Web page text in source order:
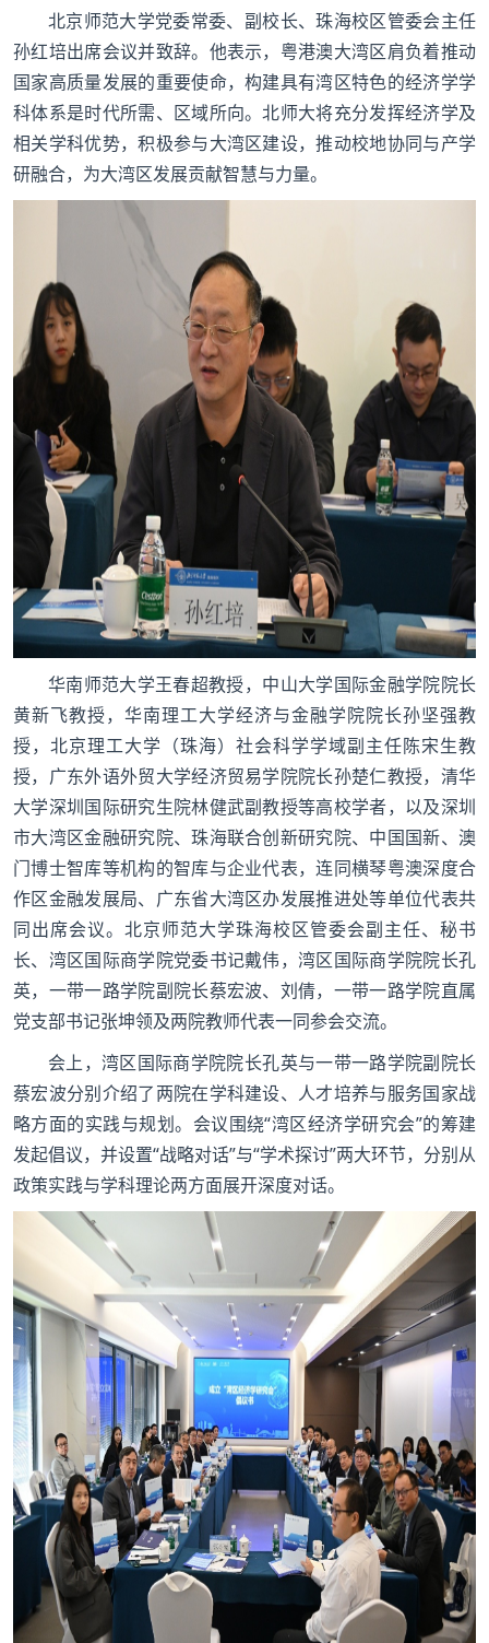
北京师范大学党委常委、副校长、珠海校区管委会主任
孙红培出席会议并致辞。他表示，粤港澳大湾区肩负着推动
国家高质量发展的重要使命，构建具有湾区特色的经济学学
科体系是时代所需、区域所向。北师大将充分发挥经济学及
相关学科优势，积极参与大湾区建设，推动校地协同与产学
研融合，为大湾区发展贡献智慧与力量。
华南师范大学王春超教授，中山大学国际金融学院院长
黄新飞教授，华南理工大学经济与金融学院院长孙坚强教
授，北京理工大学（珠海）社会科学学域副主任陈宋生教
授，广东外语外贸大学经济贸易学院院长孙楚仁教授，清华
大学深圳国际研究生院林健武副教授等高校学者，以及深圳
市大湾区金融研究院、珠海联合创新研究院、中国国新、澳
门博士智库等机构的智库与企业代表，连同横琴粤澳深度合
作区金融发展局、广东省大湾区办发展推进处等单位代表共
同出席会议。北京师范大学珠海校区管委会副主任、秘书
长、湾区国际商学院党委书记戴伟，湾区国际商学院院长孔
英，一带一路学院副院长蔡宏波、刘倩，一带一路学院直属
党支部书记张坤领及两院教师代表一同参会交流。
会上，湾区国际商学院院长孔英与一带一路学院副院长
蔡宏波分别介绍了两院在学科建设、人才培养与服务国家战
略方面的实践与规划。会议围绕“湾区经济学研究会”的筹建
发起倡议，并设置“战略对话”与“学术探讨”两大环节，分别从
政策实践与学科理论两方面展开深度对话。